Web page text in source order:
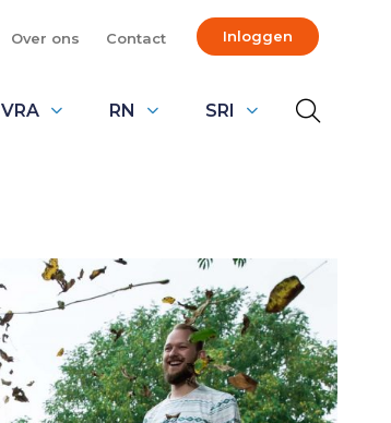
Over ons Contact Inloggen
VRA RN SRI